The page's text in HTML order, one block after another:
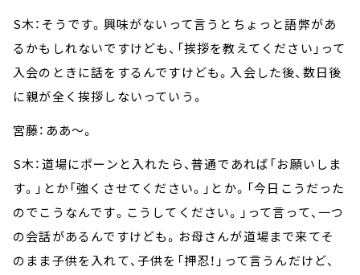
S木：そうです。興味がないって言うとちょっと語弊があ
るかもしれないですけども、「挨拶を教えてください」って
入会のときに話をするんですけども。入会した後、数日後
に親が全く挨拶しないっていう。
宮藤：ああ～。
S木：道場にポーンと入れたら、普通であれば「お願いしま
す。」とか「強くさせてください。」とか。「今日こうだった
のでこうなんです。こうしてください。」って言って、一つ
の会話があるんですけども。お母さんが道場まで来てそ
のまま子供を入れて、子供を「押忍！」って言うんだけど、